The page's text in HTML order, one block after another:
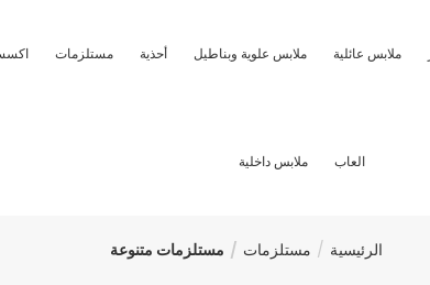
ملابس عائلية ملابس علوية وبناطيل أحذية مستلزمات
العاب ملابس داخلية
الرئيسية مستلزمات مستلزمات متنوعة